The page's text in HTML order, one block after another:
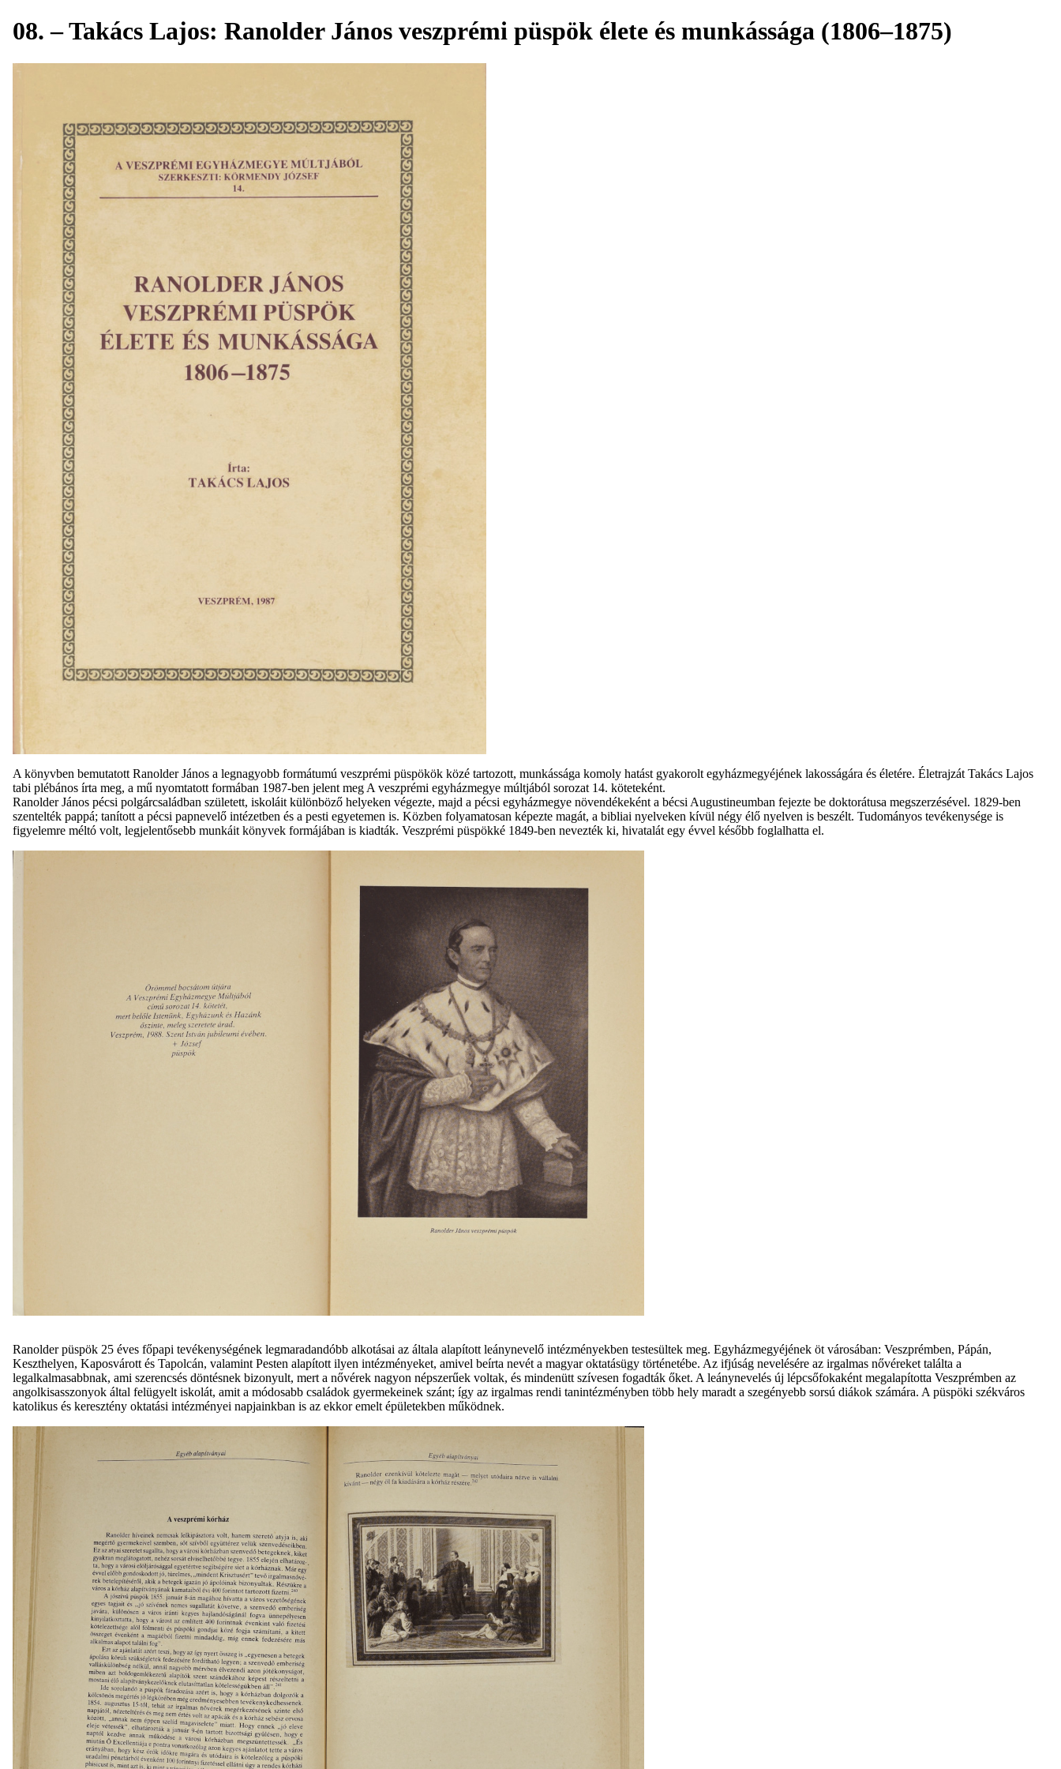
08. – Takács Lajos: Ranolder János veszprémi püspök élete és munkássága (1806–1875)
A könyvben bemutatott Ranolder János a legnagyobb formátumú veszprémi püspökök közé tartozott, munkássága komoly hatást gyakorolt egyházmegyéjének lakosságára és életére. Életrajzát Takács Lajos
tabi plébános írta meg, a mű nyomtatott formában 1987-ben jelent meg A veszprémi egyházmegye múltjából sorozat 14. köteteként.
Ranolder János pécsi polgárcsaládban született, iskoláit különböző helyeken végezte, majd a pécsi egyházmegye növendékeként a bécsi Augustineumban fejezte be doktorátusa megszerzésével. 1829-ben
szentelték pappá; tanított a pécsi papnevelő intézetben és a pesti egyetemen is. Közben folyamatosan képezte magát, a bibliai nyelveken kívül négy élő nyelven is beszélt. Tudományos tevékenysége is
figyelemre méltó volt, legjelentősebb munkáit könyvek formájában is kiadták. Veszprémi püspökké 1849-ben nevezték ki, hivatalát egy évvel később foglalhatta el.
Ranolder püspök 25 éves főpapi tevékenységének legmaradandóbb alkotásai az általa alapított leánynevelő intézményekben testesültek meg. Egyházmegyéjének öt városában: Veszprémben, Pápán,
Keszthelyen, Kaposvárott és Tapolcán, valamint Pesten alapított ilyen intézményeket, amivel beírta nevét a magyar oktatásügy történetébe. Az ifjúság nevelésére az irgalmas nővéreket találta a
legalkalmasabbnak, ami szerencsés döntésnek bizonyult, mert a nővérek nagyon népszerűek voltak, és mindenütt szívesen fogadták őket. A leánynevelés új lépcsőfokaként megalapította Veszprémben az
angolkisasszonyok által felügyelt iskolát, amit a módosabb családok gyermekeinek szánt; így az irgalmas rendi tanintézményben több hely maradt a szegényebb sorsú diákok számára. A püspöki székváros
katolikus és keresztény oktatási intézményei napjainkban is az ekkor emelt épületekben működnek.